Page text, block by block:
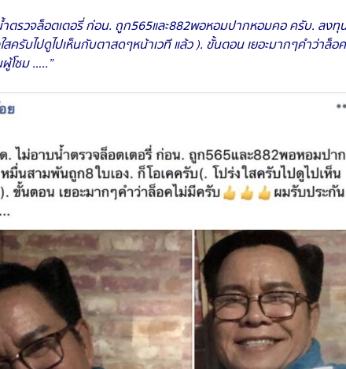
รวจล็อตเตอรี่ ก่อน.ถูก565และ882พอหอมปากหอมคอ ครับ.ลงทุน
ครับไปดูไปเห็นกับตาสดๆหน้าเวที แล้ว).ขั้นตอน เยอะมากๆคำว่าล็อค
ชม…..”